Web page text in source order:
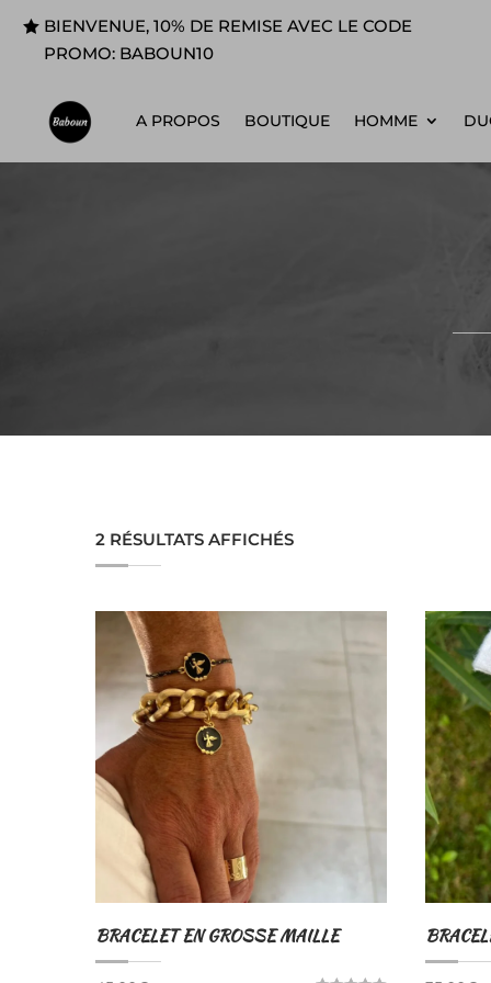
BIENVENUE, 10% DE REMISE AVEC LE CODE
PROMO: BABOUN10
A PROPOS BOUTIQUE HOMME
2 RÉSULTATS AFFICHÉS
BRACELET EN GROSSE MAILLE